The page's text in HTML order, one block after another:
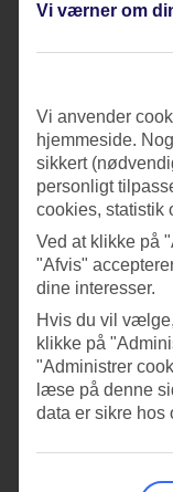
Vi værner om
Vi anvender
hjemmeside.
sikkert
personligt
cookies, statistik
Ved at klikke på
"Afvis"
dine interesser.
Hvis du vil
klikke på
"Administrer
læse på denne
data er sikre